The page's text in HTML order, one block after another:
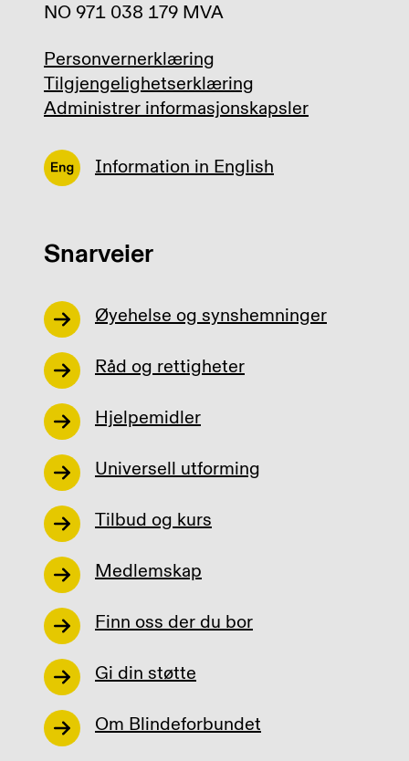
NO 971 038 179 MVA
Personvernerklæring
Tilgjengelighetserklæring
Administrer informasjonskapsler
Information in English
Snarveier
Øyehelse og synshemninger
Råd og rettigheter
Hjelpemidler
Universell utforming
Tilbud og kurs
Medlemskap
Finn oss der du bor
Gi din støtte
Om Blindeforbundet